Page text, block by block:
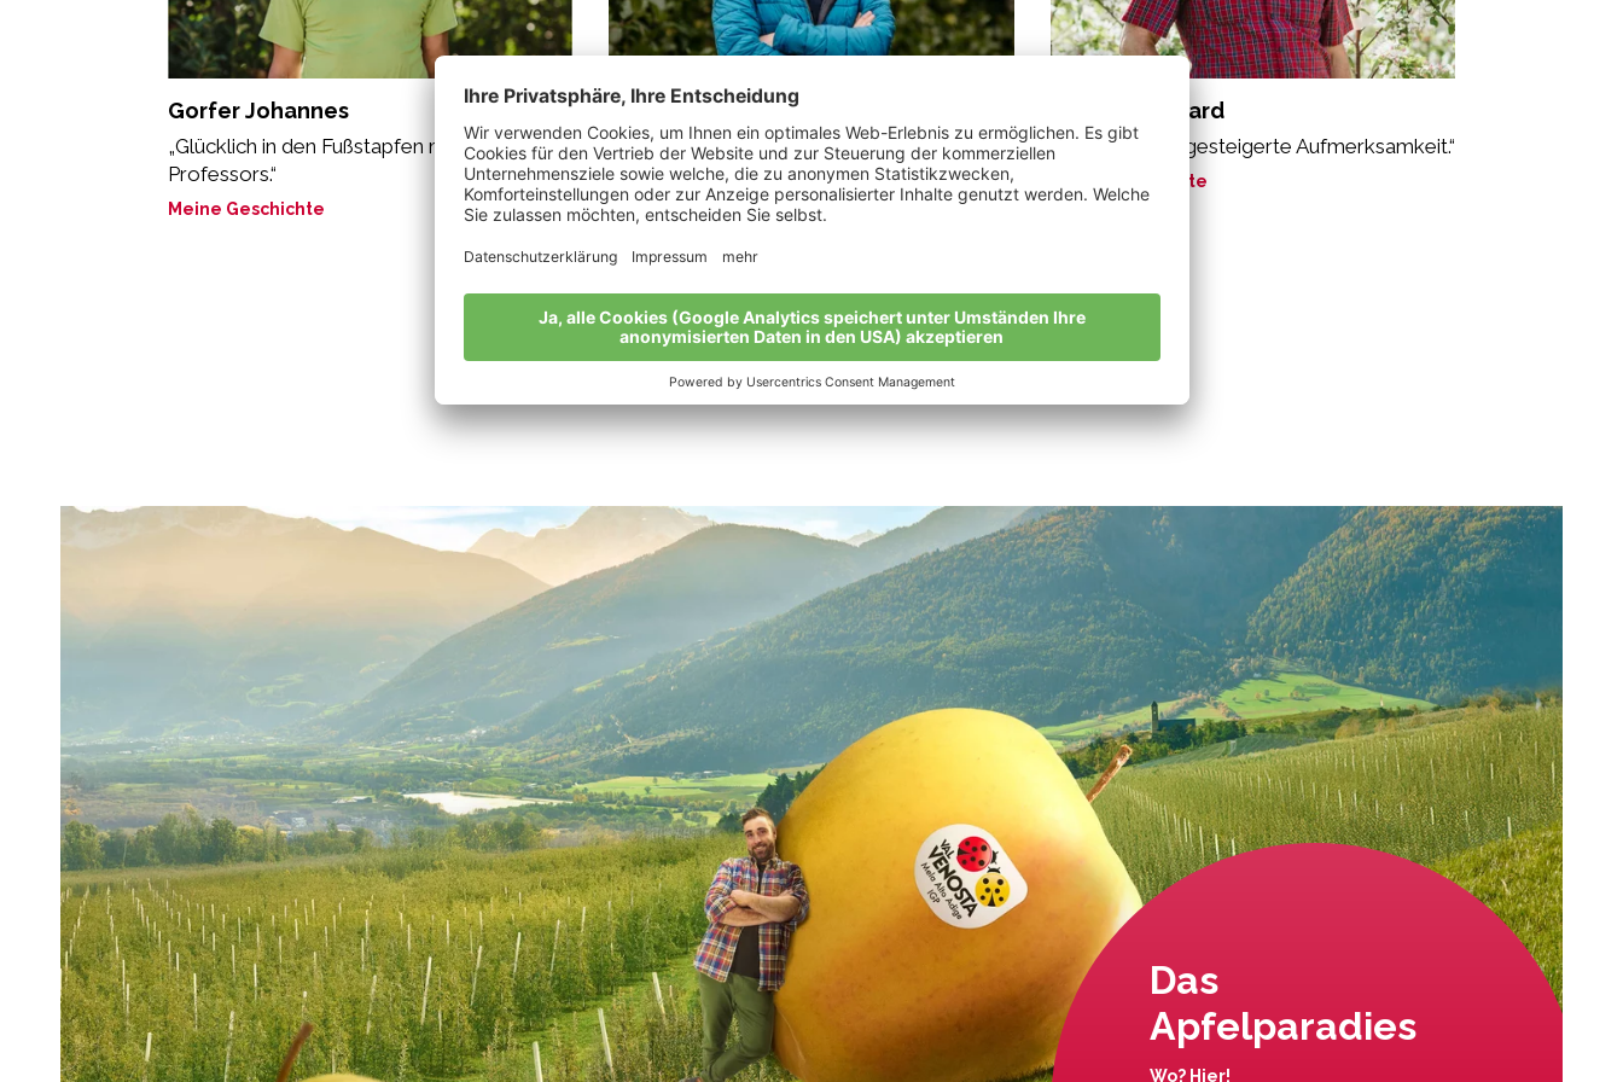
Gorfer Johannes
„Glücklich in den Fußstapfen meines
Professors.“
Meine Geschichte
Götsch Annamaria
"Miteinander für eine Welt voller Vinschger
Marienkäfer."
Meine Geschichte
Zischg Reinhard
„Bio bedeutet gesteigerte Aufmerksamkeit.“
Meine Geschichte
Alle Bio-Bauern im Überblick
Das
Apfelparadies
Wo? Hier!